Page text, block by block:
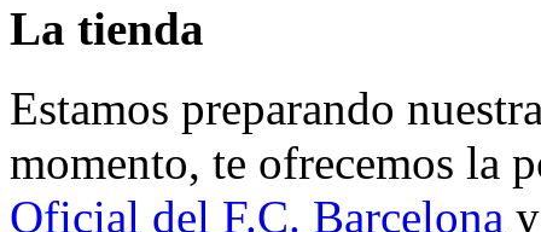
La tienda
Estamos preparando
momento, te ofrecemos la
Oficial del F.C. Barcelona